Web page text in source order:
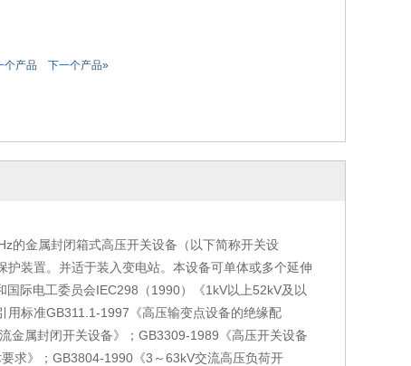
个产品 下一个产品»
的金属封闭箱式高压开关设备（以下简称开关设
装置。并适于装入变电站。本设备可单体或多个延伸
际电工委员会IEC298（1990）《1kV以上52kV及以
标准GB311.1-1997《高压输变点设备的绝缘配
金属封闭开关设备》；GB3309-1989《高压开关设备
求》；GB3804-1990《3～63kV交流高压负荷开